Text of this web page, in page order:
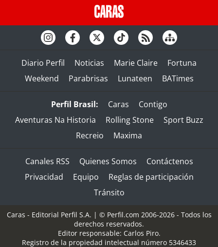
Diario Perfil Noticias Marie Claire
Fortuna
Weekend
Parabrisas Lunateen BATimes
Perfil Brasil: Caras
Contigo
Aventuras Na Historia
Rolling Stone
Sport Buzz
Recreio
Maxima
Canales RSS Quienes Somos
Contáctenos
Privacidad
Equipo
Reglas de participación
Tránsito
Caras - Editorial Perfil S.A. | © Perfil.com 2006-2026 - Todos los
derechos reservados.
Editor responsable: Carlos Piro.
Registro de la propiedad intelectual número 5346433